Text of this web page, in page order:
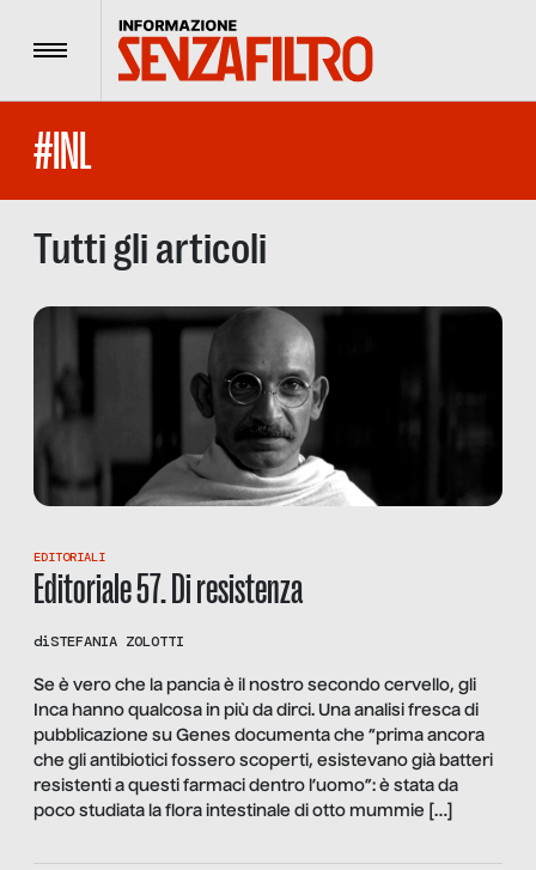
Menu
#INL
Tutti gli articoli
EDITORIALI
Editoriale 57. Di resistenza
diSTEFANIA ZOLOTTI
Se è vero che la pancia è il nostro secondo cervello, gli
Inca hanno qualcosa in più da dirci. Una analisi fresca di
pubblicazione su Genes documenta che “prima ancora
che gli antibiotici fossero scoperti, esistevano già batteri
resistenti a questi farmaci dentro l’uomo”: è stata da
poco studiata la flora intestinale di otto mummie […]